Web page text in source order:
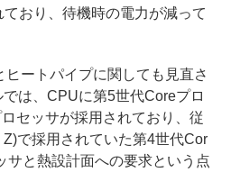
おり、待機時の電力が減って
ートパイプに関しても見直さ
は、CPUに第5世代Coreプロ
セッサが採用されており、従
で採用されていた第4世代Cor
サと熱設計面への要求という点